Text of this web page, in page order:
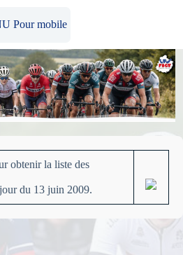
Pour mobile
obtenir la liste des
du 13 juin 2009.